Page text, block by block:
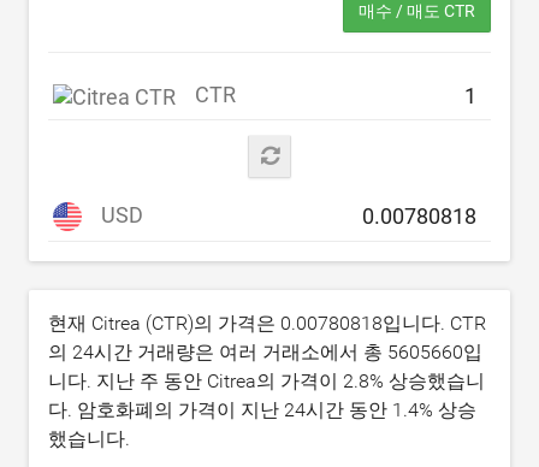
매수 / 매도 CTR
CTR
USD
현재 Citrea (CTR)의 가격은 0.00780818입니다. CTR
의 24시간 거래량은 여러 거래소에서 총 5605660입
니다. 지난 주 동안 Citrea의 가격이 2.8% 상승했습니
다. 암호화폐의 가격이 지난 24시간 동안 1.4% 상승
했습니다.